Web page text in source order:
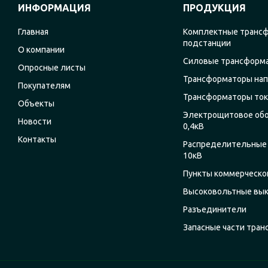
ИНФОРМАЦИЯ
Главная
О компании
Опросные листы
Покупателям
Объекты
Новости
Контакты
ПРОДУКЦИЯ
Комплектные
подстанции
Силовые
Трансформаторы
Трансформаторы
Электрощитовое
0,4кВ
Распределительные
10кВ
Пункты
Высоковольтные
Разъединители
Запасные части